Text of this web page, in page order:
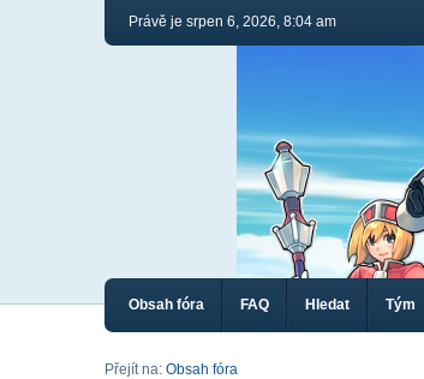
Právě je srpen 6, 2026, 8:04 am
Obsah fóra FAQ Hledat Tým
Přejít na: Obsah fóra